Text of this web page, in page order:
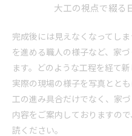
大工の視点で綴る
完成後には見えなくなってし
を進める職人の様子など、家
ます。どのような工程を経て
実際の現場の様子を写真とと
工の進み具合だけでなく、家
内容をご案内しておりますの
読ください。